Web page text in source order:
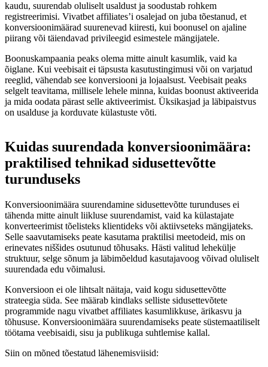
kaudu, suurendab oluliselt usaldust ja soodustab rohkem
registreerimisi. Vivatbet affiliates’i osalejad on juba tõestanud, et
konversioonimäärad suurenevad kiiresti, kui boonusel on ajaline
piirang või täiendavad privileegid esimestele mängijatele.
Boonuskampaania peaks olema mitte ainult kasumlik, vaid ka
õiglane. Kui veebisait ei täpsusta kasutustingimusi või on varjatud
reeglid, vähendab see konversiooni ja lojaalsust. Veebisait peaks
selgelt teavitama, millisele lehele minna, kuidas boonust aktiveerida
ja mida oodata pärast selle aktiveerimist. Üksikasjad ja läbipaistvus
on usalduse ja korduvate külastuste võti.
Kuidas suurendada konversioonimäära:
praktilised tehnikad sidusettevõtte
turunduseks
Konversioonimäära suurendamine sidusettevõtte turunduses ei
tähenda mitte ainult liikluse suurendamist, vaid ka külastajate
konverteerimist tõelisteks klientideks või aktiivseteks mängijateks.
Selle saavutamiseks peate kasutama praktilisi meetodeid, mis on
erinevates niššides osutunud tõhusaks. Hästi valitud lehekülje
struktuur, selge sõnum ja läbimõeldud kasutajavoog võivad oluliselt
suurendada edu võimalusi.
Konversioon ei ole lihtsalt näitaja, vaid kogu sidusettevõtte
strateegia süda. See määrab kindlaks selliste sidusettevõtete
programmide nagu vivatbet affiliates kasumlikkuse, ärikasvu ja
tõhususe. Konversioonimäära suurendamiseks peate süstemaatiliselt
töötama veebisaidi, sisu ja publikuga suhtlemise kallal.
Siin on mõned tõestatud lähenemisviisid: